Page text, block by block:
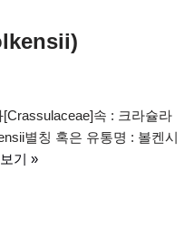
속 : 크라슐라
별칭 혹은 유통명 : 볼켄시
기 »